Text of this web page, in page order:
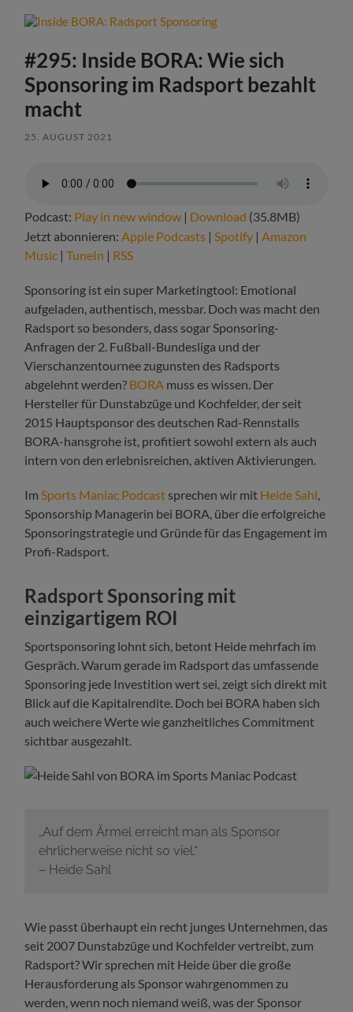
#295: Inside BORA: Wie sich
Sponsoring im Radsport bezahlt
macht
25. AUGUST 2021
Podcast: Play in new window | Download (35.8MB)
Jetzt abonnieren:Apple Podcasts |Spotify |Amazon
Music |TuneIn | RSS
Sponsoring ist ein super Marketingtool: Emotional
aufgeladen, authentisch, messbar. Doch was macht den
Radsport so besonders, dass sogar Sponsoring-
Anfragen der 2. Fußball-Bundesliga und der
Vierschanzentournee zugunsten des Radsports
abgelehnt werden? BORA muss es wissen. Der
Hersteller für Dunstabzüge und Kochfelder, der seit
2015 Hauptsponsor des deutschen Rad-Rennstalls
BORA-hansgrohe ist, profitiert sowohl extern als auch
intern von den erlebnisreichen, aktiven Aktivierungen.
ImSports Maniac Podcast sprechen wir mit Heide Sahl,
Sponsorship Managerin bei BORA, über die erfolgreiche
Sponsoringstrategie und Gründe für das Engagement im
Profi-Radsport.
Radsport Sponsoring mit
einzigartigem ROI
Sportsponsoring lohnt sich, betont Heide mehrfach im
Gespräch. Warum gerade im Radsport das umfassende
Sponsoring jede Investition wert sei, zeigt sich direkt mit
Blick auf die Kapitalrendite. Doch bei BORA haben sich
auch weichere Werte wie ganzheitliches Commitment
sichtbar ausgezahlt.
„Auf dem Ärmel erreicht man als Sponsor
ehrlicherweise nicht so viel.“
– Heide Sahl
Wie passt überhaupt ein recht junges Unternehmen, das
seit 2007 Dunstabzüge und Kochfelder vertreibt, zum
Radsport? Wir sprechen mit Heide über die große
Herausforderung als Sponsor wahrgenommen zu
werden, wenn noch niemand weiß, was der Sponsor